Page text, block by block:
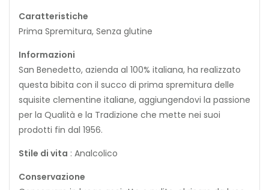
Caratteristiche
Prima Spremitura, Senza glutine
Informazioni
San Benedetto, azienda al 100% italiana, ha realizzato
questa bibita con il succo di prima spremitura delle
squisite clementine italiane, aggiungendovi la passione
per la Qualità e la Tradizione che mette nei suoi
prodotti fin dal 1956.
Stile di vita : Analcolico
Conservazione